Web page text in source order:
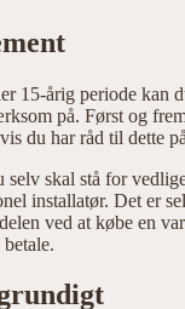
15-årig periode kan
på. Først og
du har råd til dette
skal stå for
installatør. Det er
ved at købe en